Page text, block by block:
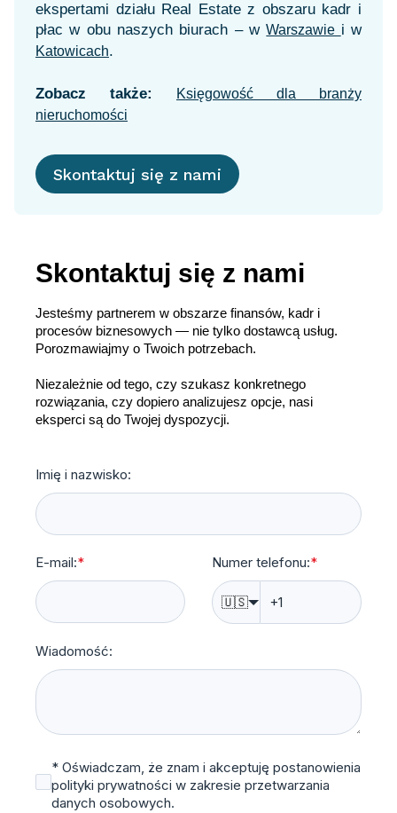
ekspertami działu Real Estate z obszaru kadr i
płac w obu naszych biurach – wWarszawie i w
Katowicach.
Zobacz także:
Księgowość dla branży
nieruchomości
Skontaktuj się z nami
Skontaktuj się z nami
Jesteśmy partnerem w obszarze finansów, kadr i
procesów biznesowych — nie tylko dostawcą usług.
Porozmawiajmy o Twoich potrzebach.
Niezależnie od tego, czy szukasz konkretnego
rozwiązania, czy dopiero analizujesz opcje, nasi
eksperci są do Twojej dyspozycji.
Imię i nazwisko:
E-mail:* Numer telefonu:*
🇺🇸
Wiadomość:
* Oświadczam, że znam i akceptuję postanowienia
polityki prywatności w zakresie przetwarzania
danych osobowych.